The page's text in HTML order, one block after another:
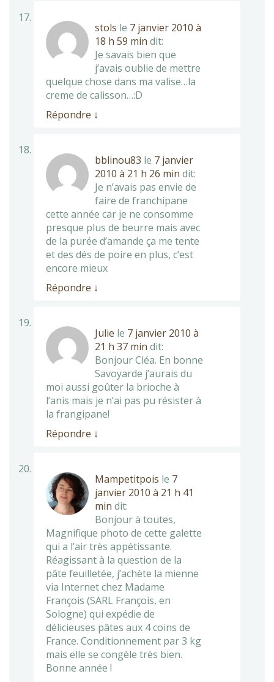
stols le 7 janvier 2010 à
18 h 59 min dit:
Je savais bien que
j’avais oublie de mettre
quelque chose dans ma valise…la
creme de calisson…:D
Répondre ↓
bblinou83 le 7 janvier
2010 à 21 h 26 min dit:
Je n’avais pas envie de
faire de franchipane
cette année car je ne consomme
presque plus de beurre mais avec
de la purée d’amande ça me tente
et des dés de poire en plus, c’est
encore mieux
Répondre ↓
Julie le 7 janvier 2010 à
21 h 37 min dit:
Bonjour Cléa. En bonne
Savoyarde j’aurais du
moi aussi goûter la brioche à
l’anis mais je n’ai pas pu résister à
la frangipane!
Répondre ↓
Mampetitpois le 7
janvier 2010 à 21 h 41
min dit:
Bonjour à toutes,
Magnifique photo de cette galette
qui a l’air très appétissante.
Réagissant à la question de la
pâte feuilletée, j’achète la mienne
via Internet chez Madame
François (SARL François, en
Sologne) qui expédie de
délicieuses pâtes aux 4 coins de
France. Conditionnement par 3 kg
mais elle se congèle très bien.
Bonne année !